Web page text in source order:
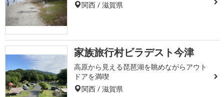
関西 / 滋賀県
家族旅行村ビラデスト今津
高原から見える琵琶湖を眺めながらアウト
ドアを満喫
関西 / 滋賀県